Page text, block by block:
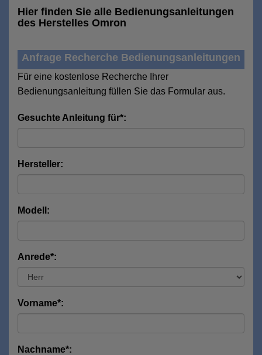
Hier finden Sie alle Bedienungsanleitungen
des Herstelles Omron
Anfrage Recherche Bedienungsanleitungen
Für eine kostenlose Recherche Ihrer
Bedienungsanleitung füllen Sie das Formular aus.
Gesuchte Anleitung für*:
Hersteller:
Modell:
Anrede*:
Vorname*:
Nachname*: